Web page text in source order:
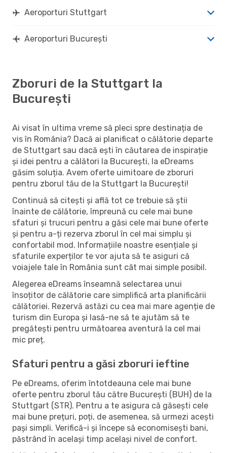
Aeroporturi Stuttgart
Aeroporturi București
Zboruri de la Stuttgart la
București
Ai visat în ultima vreme să pleci spre destinația de
vis în România? Dacă ai planificat o călătorie departe
de Stuttgart sau dacă ești în căutarea de inspirație
și idei pentru a călători la București, la eDreams
găsim soluția. Avem oferte uimitoare de zboruri
pentru zborul tău de la Stuttgart la București!
Continuă să citești și află tot ce trebuie să știi
înainte de călătorie, împreună cu cele mai bune
sfaturi și trucuri pentru a găsi cele mai bune oferte
și pentru a-ți rezerva zborul în cel mai simplu și
confortabil mod. Informațiile noastre esențiale și
sfaturile experților te vor ajuta să te asiguri că
voiajele tale în România sunt cât mai simple posibil.
Alegerea eDreams înseamnă selectarea unui
însoțitor de călătorie care simplifică arta planificării
călătoriei. Rezervă astăzi cu cea mai mare agenție de
turism din Europa și lasă-ne să te ajutăm să te
pregătești pentru următoarea aventură la cel mai
mic preț.
Sfaturi pentru a găsi zboruri ieftine
Pe eDreams, oferim întotdeauna cele mai bune
oferte pentru zborul tău către București (BUH) de la
Stuttgart (STR). Pentru a te asigura că găsești cele
mai bune prețuri, poți, de asemenea, să urmezi acești
pași simpli. Verifică-i și începe să economisești bani,
păstrând în același timp același nivel de confort.